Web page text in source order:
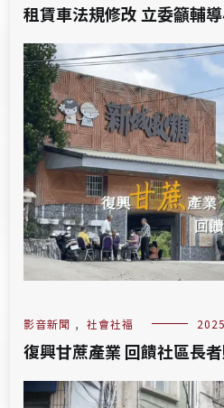
租賃車法規修改 立委籲輔
影音新聞 , 社會社福
復興甘蔗產業 回饋社區長